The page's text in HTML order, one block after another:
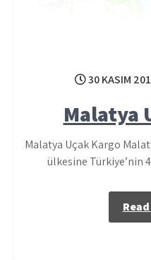
30 KASIM
Malatya
Malatya Uçak Kargo
ülkesine Türkiye’nin